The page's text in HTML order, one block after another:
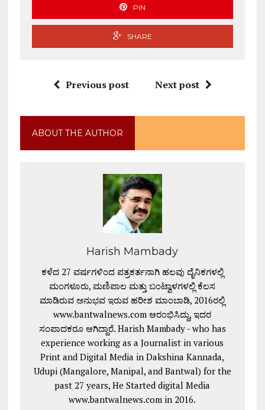
PIN
SHARE
Previous post Next post
ABOUT THE AUTHOR
Harish Mambady
ಕಳೆದ 27 ವರ್ಷಗಳಿಂದ ಪತ್ರಕರ್ತನಾಗಿ ಹಲವು ದೈನಿಕಗಳಲ್ಲಿ
ಮಂಗಳೂರು, ಮಣಿಪಾಲ ಮತ್ತು ಬಂಟ್ವಾಳಗಳಲ್ಲಿ ಕೆಲಸ
ಮಾಡಿರುವ ಅನುಭವ ಇರುವ ಹರೀಶ ಮಾಂಬಾಡಿ, 2016ರಲ್ಲಿ
www.bantwalnews.com ಆರಂಭಿಸಿದ್ದು, ಇದರ
ಸಂಪಾದಕರೂ ಆಗಿದ್ದಾರೆ. Harish Mambady - who has
experience working as a Journalist in various
Print and Digital Media in Dakshina Kannada,
Udupi (Mangalore, Manipal, and Bantwal) for the
past 27 years, He Started digital Media
www.bantwalnews.com in 2016.